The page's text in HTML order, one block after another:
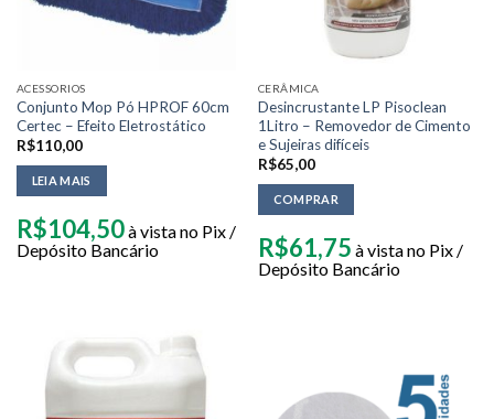
ACESSORIOS
Conjunto Mop Pó HPROF 60cm
Certec – Efeito Eletrostático
R$110,00
LEIA MAIS
R$104,50à vista no Pix /
Depósito Bancário
CERÂMICA
Desincrustante LP Pisoclean
1Litro – Removedor de Cimento
e Sujeiras difíceis
R$65,00
COMPRAR
R$61,75 à vista no Pix /
Depósito Bancário